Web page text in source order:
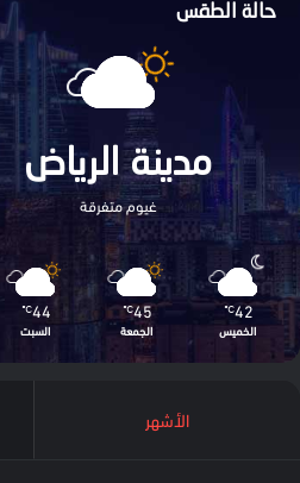
حالة الطقس
مدينة الرياض
غيوم متفرقة
42
℃
الخميس
45
℃
الجمعة
44
℃
السبت
الأشهر